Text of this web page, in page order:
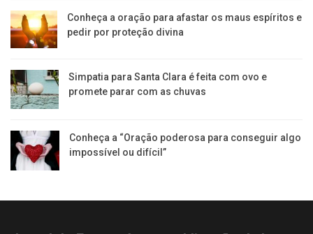
Conheça a oração para afastar os maus espíritos e
pedir por proteção divina
Simpatia para Santa Clara é feita com ovo e
promete parar com as chuvas
Conheça a “Oração poderosa para conseguir algo
impossível ou difícil”